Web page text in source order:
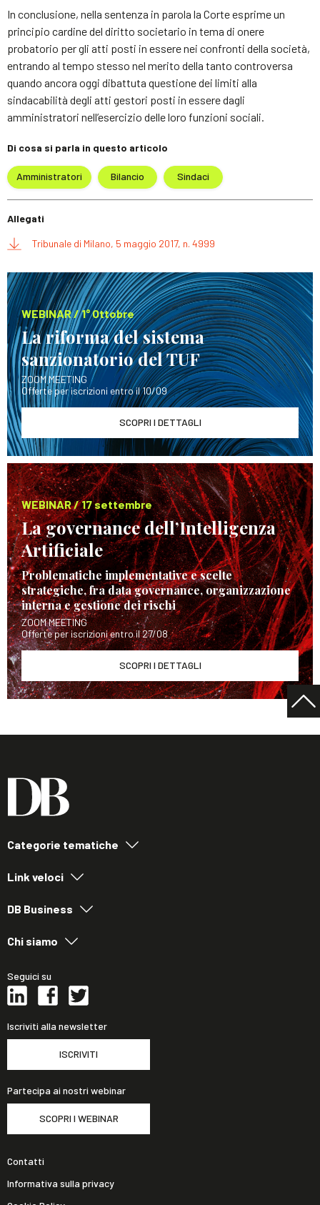
In conclusione, nella sentenza in parola la Corte esprime un
principio cardine del diritto societario in tema di onere
probatorio per gli atti posti in essere nei confronti della società,
entrando al tempo stesso nel merito della tanto controversa
quando ancora oggi dibattuta questione dei limiti alla
sindacabilità degli atti gestori posti in essere dagli
amministratori nell’esercizio delle loro funzioni sociali.
Di cosa si parla in questo articolo
Amministratori Bilancio Sindaci
Allegati
Tribunale di Milano, 5 maggio 2017, n. 4999
WEBINAR / 1° Ottobre
La riforma del sistema
sanzionatorio del TUF
ZOOM MEETING
Offerte per iscrizioni entro il 10/09
SCOPRI I DETTAGLI
WEBINAR / 17 settembre
La governance dell’Intelligenza
Artificiale
Problematiche implementative e scelte
strategiche, fra data governance, organizzazione
interna e gestione dei rischi
ZOOM MEETING
Offerte per iscrizioni entro il 27/08
SCOPRI I DETTAGLI
Categorie tematiche
Link veloci
DB Business
Chi siamo
Seguici su
Iscriviti alla newsletter
ISCRIVITI
Partecipa ai nostri webinar
SCOPRI I WEBINAR
Contatti
Informativa sulla privacy